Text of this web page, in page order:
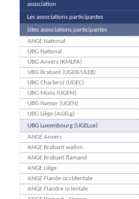
association
Les associations participantes
Sites associations participantes
ANGE National
UBG National
UBG Anvers (KMLPA)
UBG Brabant (UGEB/ULEB)
UBG Charleroi (UGEC)
UBG Mons (UGEM)
UBG Namur (UGEN)
UBG Liège (AGELg)
UBG Luxembourg (UGELux)
ANGE Anvers
ANGE Brabant wallon
ANGE Brabant flamand
ANGE Liège
ANGE Flande occidentale
ANGE Flandre orientale